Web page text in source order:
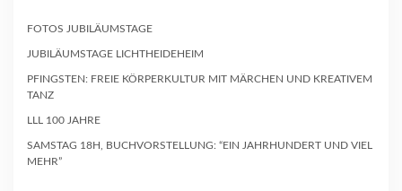
FOTOS JUBILÄUMSTAGE
JUBILÄUMSTAGE LICHTHEIDEHEIM
PFINGSTEN: FREIE KÖRPERKULTUR MIT MÄRCHEN UND KREATIVEM
TANZ
LLL 100 JAHRE
SAMSTAG 18H, BUCHVORSTELLUNG: “EIN JAHRHUNDERT UND VIEL
MEHR”